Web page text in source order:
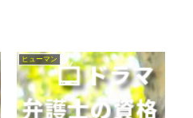
ヒューマン